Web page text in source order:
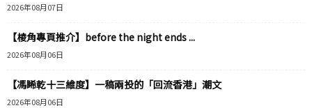
2026年08月07日
【棱角專頁推介】before the night ends ...
2026年08月06日
【馮睎乾十三維度】一稿兩投的「回流香港」潮文
2026年08月06日